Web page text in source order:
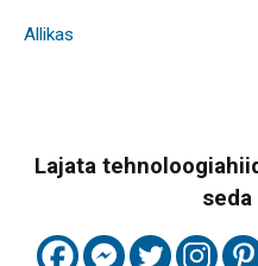
Allikas
Lajata